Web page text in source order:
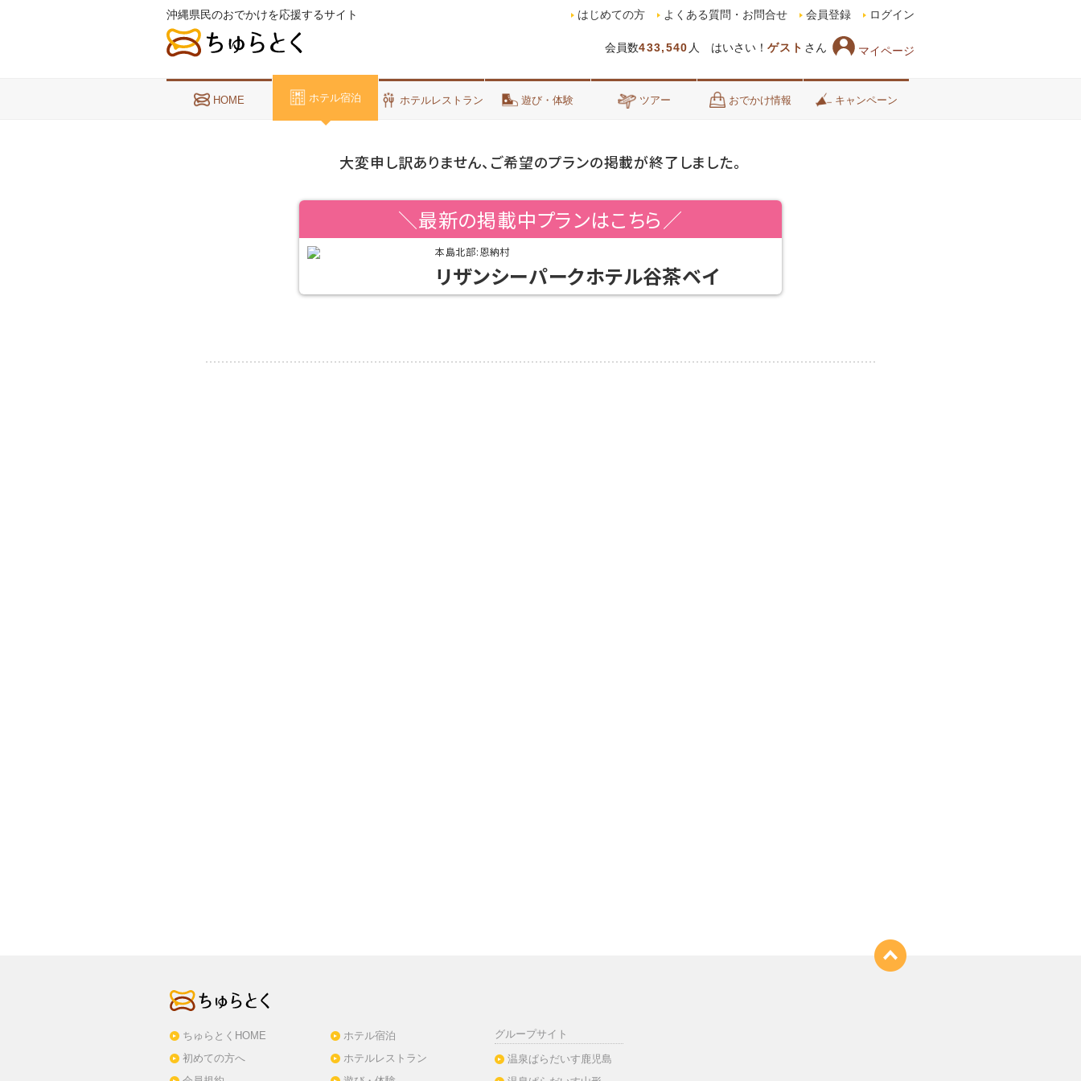
沖縄県民のおでかけを応援するサイト
会員数433,540 人 はいさい！ ゲスト さん マイページ
はじめての方 よくある質問・お問合せ 会員登録 ログイン
HOME ホテル宿泊 ホテルレストラン 遊び・体験 ツアー おでかけ情報 キャンペーン
大変申し訳ありません、ご希望のプランの掲載が終了しました。
＼最新の掲載中プランはこちら／
本島北部:恩納村
リザンシーパークホテル谷茶ベイ
ちゅらとくHOME
初めての方へ
ホテル宿泊
ホテルレストラン
グループサイト
温泉ぱらだいす鹿児島